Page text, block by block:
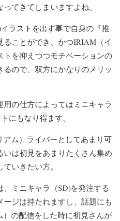
てきてしまいますよね。
ラストを出す事で自身の『推
ることができ、かつIRIAM（イ
トを抑えつつモチベーションの
ので、双方にかなりのメリッ
用の仕方によってはミニキャラ
にもなり得ます。
ム）ライバーとしてあまり可
は初見をあまりたくさん集め
いきたい方。
ミニキャラ（SD)を発注する
ジは持たれますし、話題にも
の配信をした時に初見さんが